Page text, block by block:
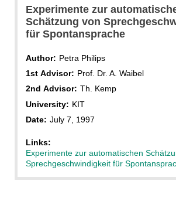
Experimente zur
Schätzung von
für Spontansprache
Author: Petra Philips
1st Advisor: Prof. Dr. A. Waibel
2nd Advisor: Th. Kemp
University: KIT
Date: July 7, 1997
Links:
Experimente zur automatischen
Sprechgeschwindigkeit für